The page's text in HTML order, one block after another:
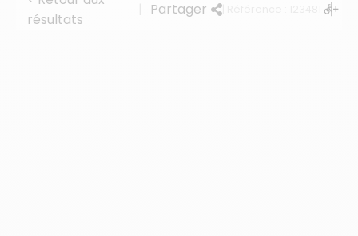
résultats
Partager | Référence : 123481